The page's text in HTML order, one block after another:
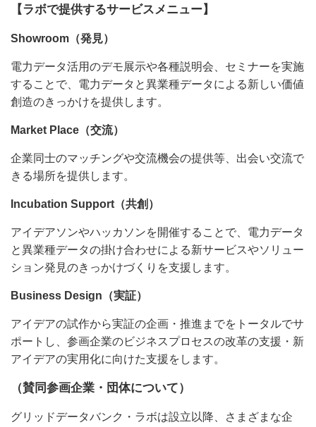
【ラボで提供するサービスメニュー】
Showroom（発見）
電力データ活用のデモ展示や各種説明会、セミナーを実施
することで、電力データと異業種データによる新しい価値
創造のきっかけを提供します。
Market Place（交流）
企業同士のマッチングや交流機会の提供等、出会い交流で
きる場所を提供します。
Incubation Support（共創）
アイデアソンやハッカソンを開催することで、電力データ
と異業種データの掛け合わせによる新サービスやソリュー
ション発見のきっかけづくりを支援します。
Business Design（実証）
アイデアの試作から実証の企画・推進までをトータルでサ
ポートし、参画企業のビジネスプロセスの改革の支援・新
アイデアの実用化に向けた支援をします。
（賛同参画企業・団体について）
グリッドデータバンク・ラボは設立以降、さまざまな企